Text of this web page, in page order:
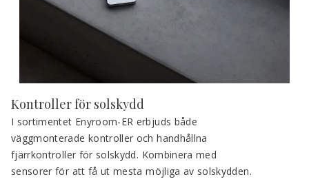
Kontroller för solskydd
I sortimentet Enyroom-ER erbjuds både
väggmonterade kontroller och handhållna
fjärrkontroller för solskydd. Kombinera med
sensorer för att få ut mesta möjliga av solskydden.